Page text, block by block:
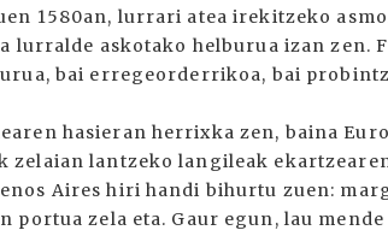
1580an, lurrari atea irekitzeko
lurralde askotako helburua izan zen.
bai erregeorderrikoa, bai
hasieran herrixka zen, baina
zelaian lantzeko langileak
Aires hiri handi bihurtu zuen:
portua zela eta. Gaur egun, lau